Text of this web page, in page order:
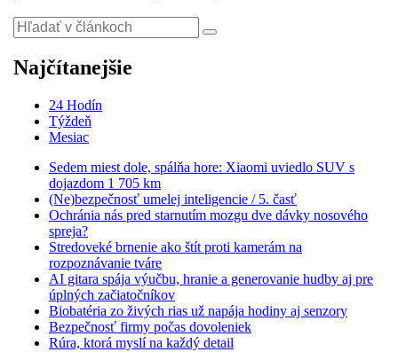
Najčítanejšie
24 Hodín
Týždeň
Mesiac
Sedem miest dole, spálňa hore: Xiaomi uviedlo SUV s
dojazdom 1 705 km
(Ne)bezpečnosť umelej inteligencie / 5. časť
Ochránia nás pred starnutím mozgu dve dávky nosového
spreja?
Stredoveké brnenie ako štít proti kamerám na
rozpoznávanie tváre
AI gitara spája výučbu, hranie a generovanie hudby aj pre
úplných začiatočníkov
Biobatéria zo živých rias už napája hodiny aj senzory
Bezpečnosť firmy počas dovoleniek
Rúra, ktorá myslí na každý detail